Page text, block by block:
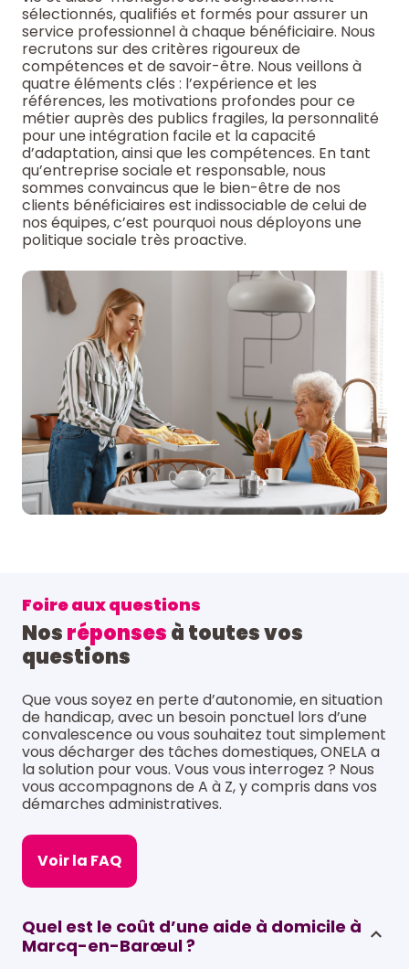
sélectionnés, qualifiés et formés pour assurer un
service professionnel à chaque bénéficiaire. Nous
recrutons sur des critères rigoureux de
compétences et de savoir-être. Nous veillons à
quatre éléments clés : l’expérience et les
références, les motivations profondes pour ce
métier auprès des publics fragiles, la personnalité
pour une intégration facile et la capacité
d’adaptation, ainsi que les compétences. En tant
qu’entreprise sociale et responsable, nous
sommes convaincus que le bien-être de nos
clients bénéficiaires est indissociable de celui de
nos équipes, c’est pourquoi nous déployons une
politique sociale très proactive.
Foire aux questions
Nosréponsesà toutes vos
questions
Que vous soyez en perte d’autonomie, en situation
de handicap, avec un besoin ponctuel lors d’une
convalescence ou vous souhaitez tout simplement
vous décharger des tâches domestiques, ONELA a
la solution pour vous. Vous vous interrogez ? Nous
vous accompagnons de A à Z, y compris dans vos
démarches administratives.
Voir la FAQ
Quel est le coût d’une aide à domicile à
Marcq-en-Barœul ?